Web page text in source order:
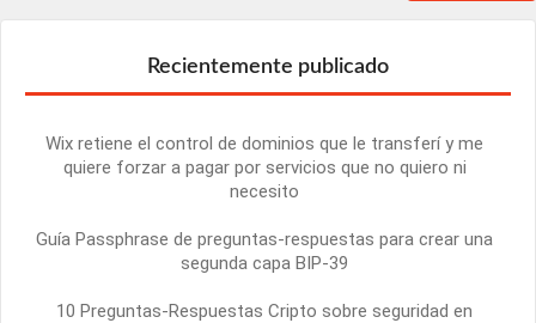
Recientemente publicado
Wix retiene el control de dominios que le transferí y me
quiere forzar a pagar por servicios que no quiero ni
necesito
Guía Passphrase de preguntas-respuestas para crear una
segunda capa BIP-39
10 Preguntas-Respuestas Cripto sobre seguridad en